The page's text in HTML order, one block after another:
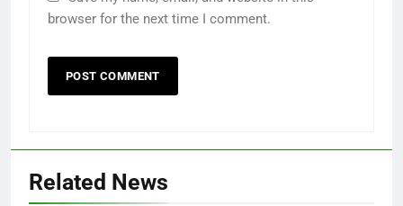
browser for the next time I comment.
Related News